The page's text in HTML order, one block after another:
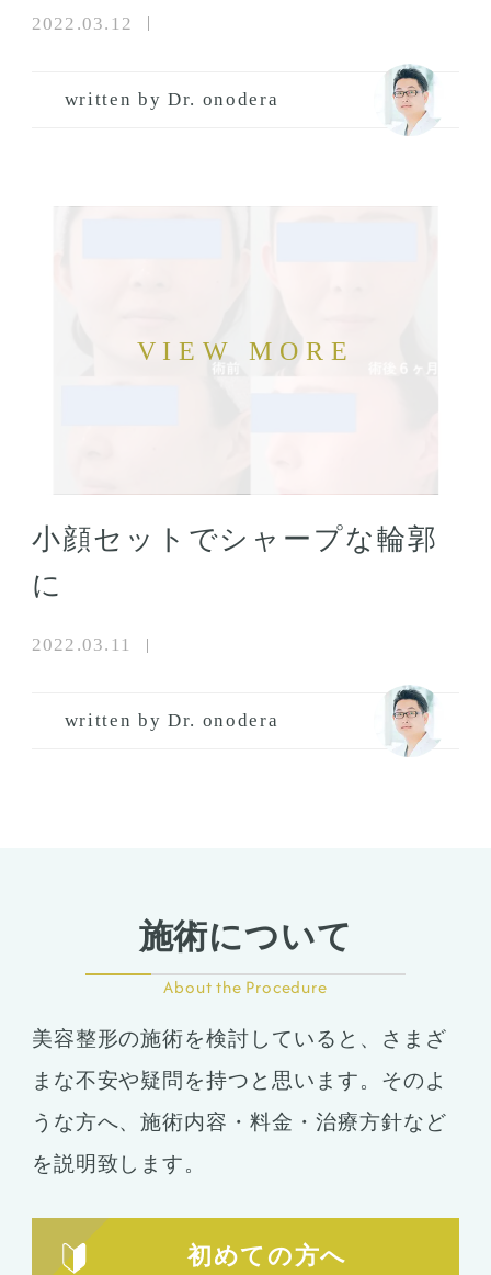
2022.03.12
written by Dr. onodera
小顔セットでシャープな輪郭
に
2022.03.11
written by Dr. onodera
施術について
About the Procedure
美容整形の施術を検討していると、さまざ
まな不安や疑問を持つと思います。そのよ
うな方へ、施術内容・料金・治療方針など
を説明致します。
初めての方へ